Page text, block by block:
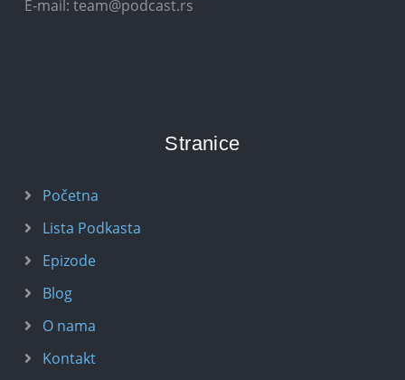
E-mail: team@podcast.rs
Stranice
Početna
Lista Podkasta
Epizode
Blog
O nama
Kontakt